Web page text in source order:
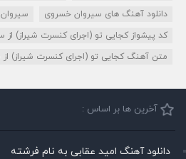
دانلود آهنگ های سیروان خسروی
کد پیشواز کجایی تو (اجرای کنسرت شیراز)
متن آهنگ کجایی تو (اجرای کنسرت شیراز)
آخرین ها بر اساس :
دانلود آهنگ امید عقابی به نام فرشته